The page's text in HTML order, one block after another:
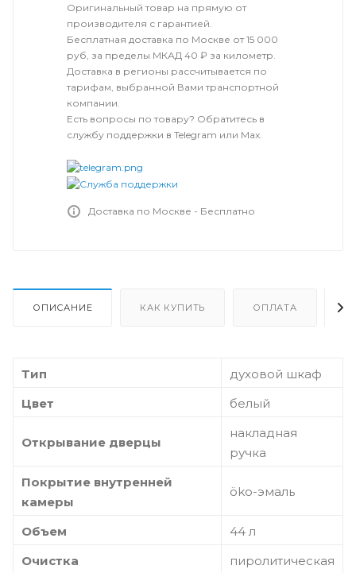
Оригинальный товар на прямую от
производителя с гарантией.
Бесплатная доставка по Москве от 15 000
руб, за пределы МКАД 40 ₽ за километр.
Доставка в регионы рассчитывается по
тарифам, выбранной Вами транспортной
компании.
Есть вопросы по товару? Обратитесь в
службу поддержки в Telegram или Max.
Доставка по Москве - Бесплатно
ОПИСАНИЕ КАК КУПИТЬ ОПЛАТА
Тип
духовой шкаф
Цвет
белый
Открывание дверцы
накладная
ручка
Покрытие внутренней
камеры
öko-эмаль
Объем
44 л
Очистка
пиролитическая